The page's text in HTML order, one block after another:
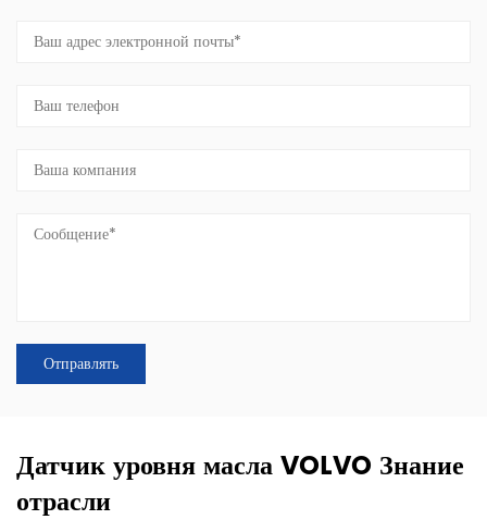
Датчик уровня масла VOLVO Знание
отрасли